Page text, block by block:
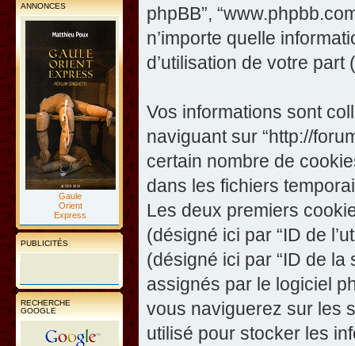
ANNONCES
Gaule
Orient
Express
PUBLICITÉS
RECHERCHE
GOOGLE
phpBB”,
n’importe quelle
d’utilisation de votre part
Vos informations sont
naviguant sur “http://
certain nombre de
dans les fichiers
Les deux premiers
(désigné ici par “ID de
(désigné ici par “ID de
assignés par le logiciel
vous naviguerez sur les
utilisé pour stocker les